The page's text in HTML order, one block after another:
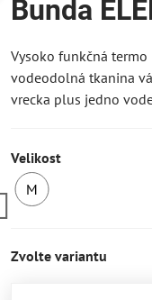
Bunda
Vysoko funkčná
vodeodolná tkanina
vrecka plus jedno
Velikost
M
Zvolte variantu